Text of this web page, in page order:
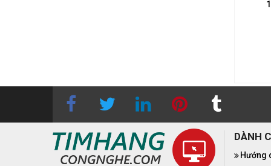
Windows 11 Home
DÀNH
Hướng